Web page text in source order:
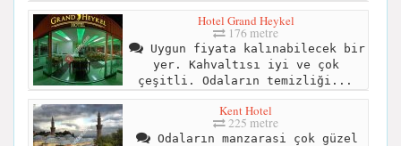
Hotel Grand Heykel
176 metre
Uygun fiyata kalınabilecek bir
yer. Kahvaltısı iyi ve çok
çeşitli. Odaların temizliği...
Kent Hotel
225 metre
Odaların manzarasi çok güzel